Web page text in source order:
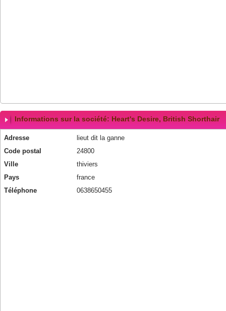
Informations sur la société: Heart's Desire, British Shorthair
Adresse
lieut dit la ganne
Code postal
24800
Ville
thiviers
Pays
france
Téléphone
0638650455